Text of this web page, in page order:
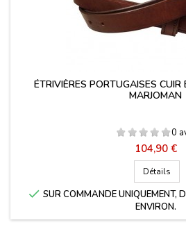
ÉTRIVIÈRES PORTUGAISES
MARJOMAN
0
Prix
104,90 €
Détails
 SUR COMMANDE UNIQUEMENT,
ENVIRON.